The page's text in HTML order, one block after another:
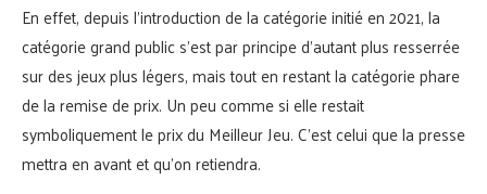
En effet, depuis l’introduction de la catégorie initié en 2021, la
catégorie grand public s’est par principe d’autant plus resserrée
sur des jeux plus légers, mais tout en restant la catégorie phare
de la remise de prix. Un peu comme si elle restait
symboliquement le prix du Meilleur Jeu. C’est celui que la presse
mettra en avant et qu’on retiendra.